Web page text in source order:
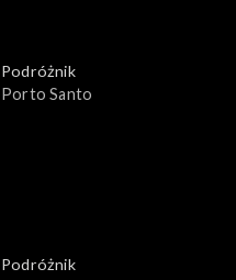
Podróżnik
Porto Santo
Podróżnik